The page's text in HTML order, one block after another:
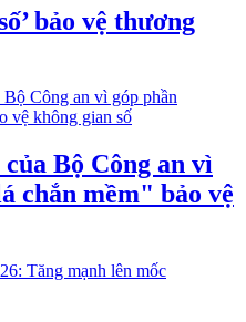
bảo vệ thương
Bộ Công an vì
chắn mềm" bảo vệ